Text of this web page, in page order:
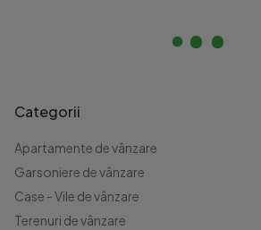
Categorii
Apartamente de vânzare
Garsoniere de vânzare
Case - Vile de vânzare
Terenuri de vânzare